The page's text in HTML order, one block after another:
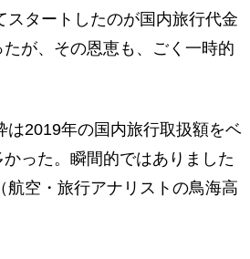
スタートしたのが国内旅行代金
が、その恩恵も、ごく一時的
は2019年の国内旅行取扱額をベ
った。瞬間的ではありました
空・旅行アナリストの鳥海高